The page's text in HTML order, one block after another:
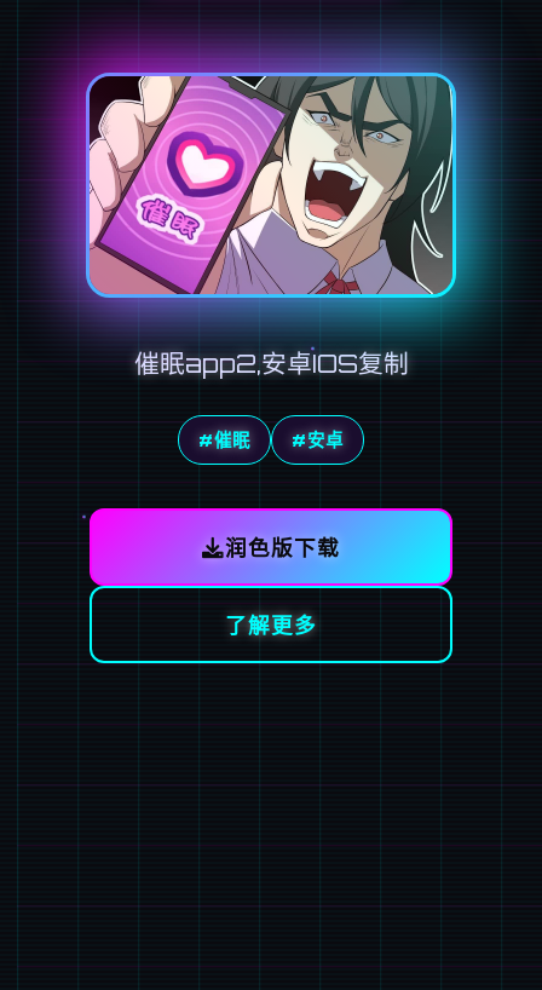
催眠app2,安卓IOS复制
#催眠 #安卓
润色版下载
了解更多